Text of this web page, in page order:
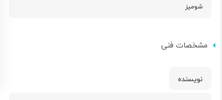
شومیز
مشخصات فنی
نویسنده